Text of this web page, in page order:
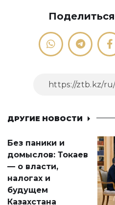
ДРУГИЕ НОВОСТИ
Без паники и
домыслов: Токаев
— о власти,
налогах и
будущем
Казахстана